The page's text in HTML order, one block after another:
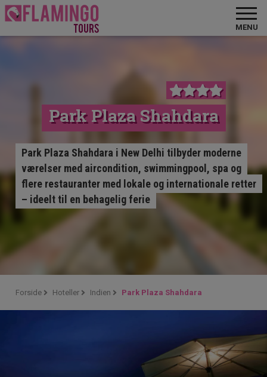
MENU
Park Plaza Shahdara
Park Plaza Shahdara i New Delhi tilbyder moderne
værelser med aircondition, swimmingpool, spa og
flere restauranter med lokale og internationale retter
– ideelt til en behagelig ferie
Forside Hoteller Indien Park Plaza Shahdara